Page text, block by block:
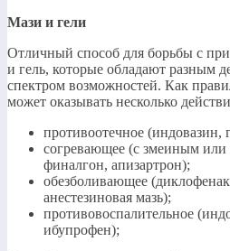
Мази и гели
Отличный способ для борьбы с
и гель, которые обладают разным
спектром возможностей. Как
может оказывать несколько
противоотечное (индовазин,
согревающее (с змеиным
финалгон, апизартрон);
обезболивающее
анестезиновая мазь);
противовоспалительное
ибупрофен);